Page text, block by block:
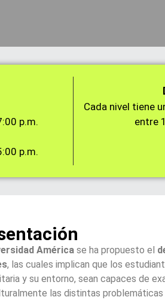
p.m.
p.m.
Cada nivel tiene
entre
América se ha propuesto el
, las cuales implican que los
y su entorno, sean capaces de
las distintas problemáticas